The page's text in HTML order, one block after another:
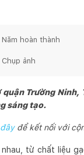
Năm hoàn thành
Chụp ảnh
Trường
sáng tạo.
để kết nối với
từ chất liệu